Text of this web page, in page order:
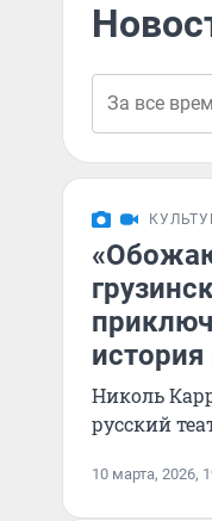
Николь
русский
10 марта, 2026,